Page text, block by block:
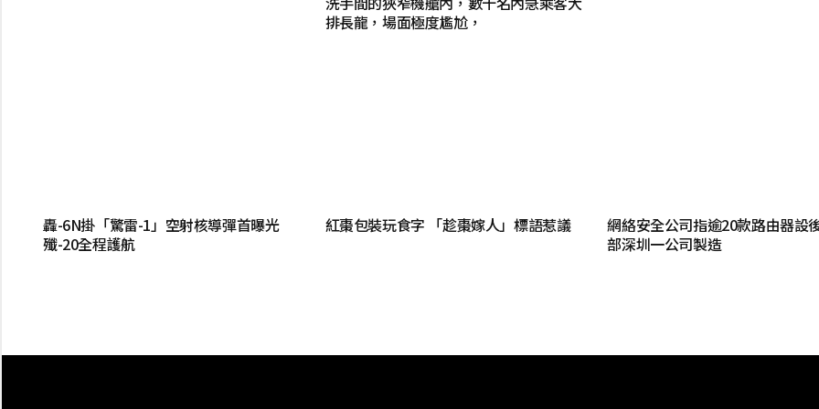
排長龍，場面極度尷尬，
轟-6N掛「驚雷-1」空射核導彈首曝光
殲-20全程護航
紅棗包裝玩食字 「趁棗嫁人」標語惹議
網絡安全公司指逾20款路由器設
部深圳一公司製造